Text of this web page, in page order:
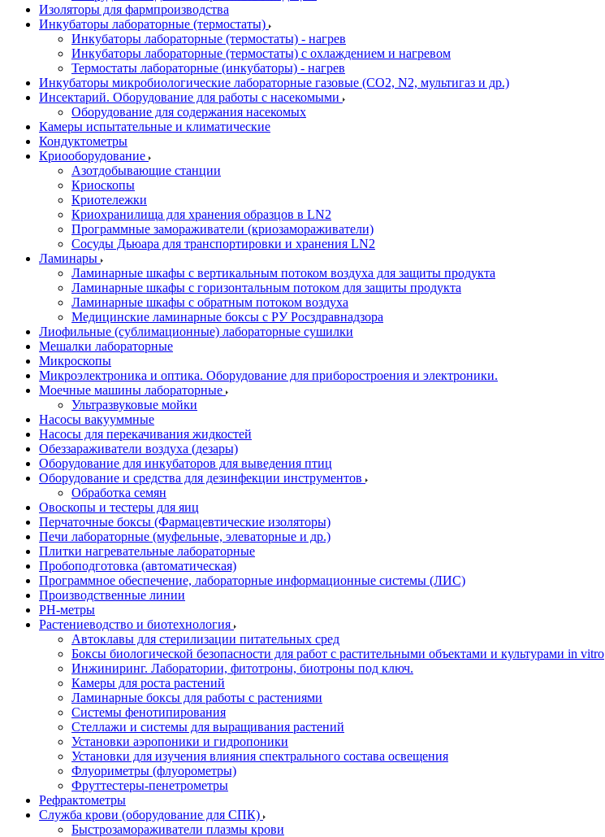
Изоляторы для фармпроизводства
Инкубаторы лабораторные (термостаты)
Инкубаторы лабораторные (термостаты) - нагрев
Инкубаторы лабораторные (термостаты) с охлаждением и нагревом
Термостаты лабораторные (инкубаторы) - нагрев
Инкубаторы микробиологические лабораторные газовые (CO2, N2, мультигаз и др.)
Инсектарий. Оборудование для работы с насекомыми
Оборудование для содержания насекомых
Камеры испытательные и климатические
Кондуктометры
Криооборудование
Азотдобывающие станции
Криоскопы
Криотележки
Криохранилища для хранения образцов в LN2
Программные замораживатели (криозамораживатели)
Сосуды Дьюара для транспортировки и хранения LN2
Ламинары
Ламинарные шкафы с вертикальным потоком воздуха для защиты продукта
Ламинарные шкафы с горизонтальным потоком для защиты продукта
Ламинарные шкафы с обратным потоком воздуха
Медицинские ламинарные боксы с РУ Росздравнадзора
Лиофильные (сублимационные) лабораторные сушилки
Мешалки лабораторные
Микроскопы
Микроэлектроника и оптика. Оборудование для приборостроения и электроники.
Моечные машины лабораторные
Ультразвуковые мойки
Насосы вакууммные
Насосы для перекачивания жидкостей
Обеззараживатели воздуха (дезары)
Оборудование для инкубаторов для выведения птиц
Оборудование и средства для дезинфекции инструментов
Обработка семян
Овоскопы и тестеры для яиц
Перчаточные боксы (Фармацевтические изоляторы)
Печи лабораторные (муфельные, элеваторные и др.)
Плитки нагревательные лабораторные
Пробоподготовка (автоматическая)
Программное обеспечение, лабораторные информационные системы (ЛИС)
Производственные линии
РH-метры
Растениеводство и биотехнология
Автоклавы для стерилизации питательных сред
Боксы биологической безопасности для работ с растительными объектами и культурами in vitro
Инжиниринг. Лаборатории, фитотроны, биотроны под ключ.
Камеры для роста растений
Ламинарные боксы для работы с растениями
Системы фенотипирования
Стеллажи и системы для выращивания растений
Установки аэропоники и гидропоники
Установки для изучения влияния спектрального состава освещения
Флуориметры (флуорометры)
Фруттестеры-пенетрометры
Рефрактометры
Служба крови (оборудование для СПК)
Быстрозамораживатели плазмы крови